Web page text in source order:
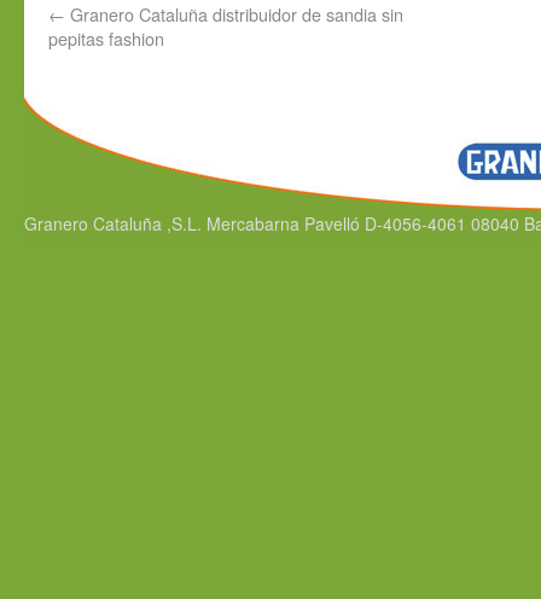
← Granero Cataluña distribuidor de sandia sin
pepitas fashion
Granero Cataluña ,S.L. Mercabarna Pavelló D-4056-4061 08040